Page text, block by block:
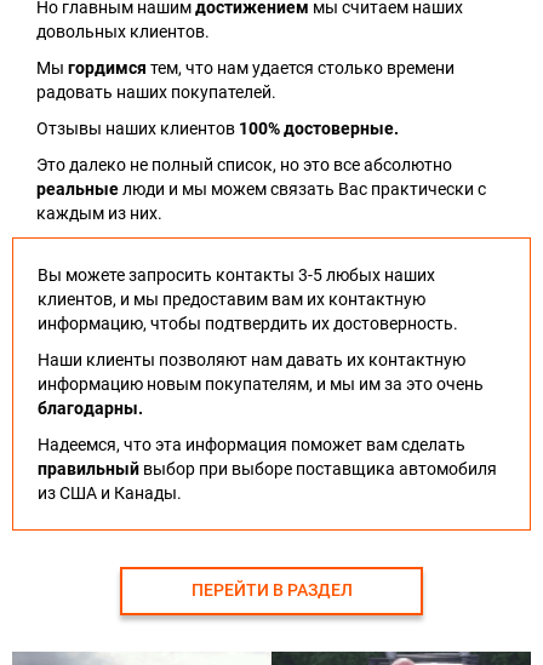
Но главным нашимдостижением мы считаем наших
довольных клиентов.
Мы гордимся тем, что нам удается столько времени
радовать наших покупателей.
Отзывы наших клиентов 100% достоверные.
Это далеко не полный список, но это все абсолютно
реальныелюди и мы можем связать Вас практически с
каждым из них.
Вы можете запросить контакты 3-5 любых наших
клиентов, и мы предоставим вам их контактную
информацию, чтобы подтвердить их достоверность.
Наши клиенты позволяют нам давать их контактную
информацию новым покупателям, и мы им за это очень
благодарны.
Надеемся, что эта информация поможет вам сделать
правильный выбор при выборе поставщика автомобиля
из США и Канады.
ПЕРЕЙТИ В РАЗДЕЛ